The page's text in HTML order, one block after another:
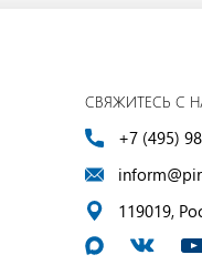
СВЯЖИТЕСЬ С
+7 (495)
119019,